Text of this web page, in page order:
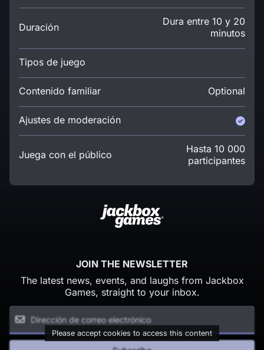
Duración
Dura entre 10 y 20
minutos
Tipos de juego
Contenido familiar Optional
Ajustes de moderación
Juega con el público
Hasta 10 000
participantes
JOIN THE NEWSLETTER
The latest news, events, and laughs from Jackbox
Games, straight to your inbox.
Please accept cookies to access this content